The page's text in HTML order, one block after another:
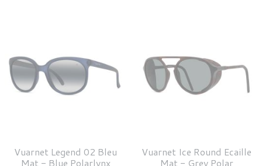
Vuarnet Legend 02 Bleu
Mat - Blue Polarlynx
Vuarnet Ice Round Ecaille
Mat - Grey Polar